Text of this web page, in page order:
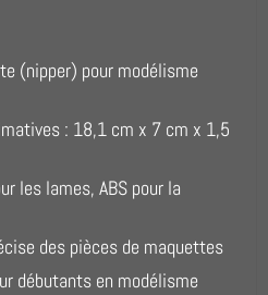
(nipper) pour modélisme
: 18,1 cm x 7 cm x 1,5
les lames, ABS pour la
des pièces de maquettes
débutants en modélisme